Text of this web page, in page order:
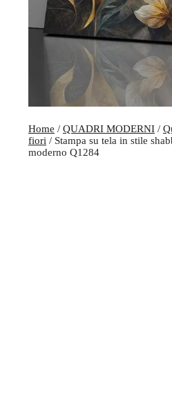
Home / QUADRI MODERNI /
fiori / Stampa su tela in stile
moderno Q1284